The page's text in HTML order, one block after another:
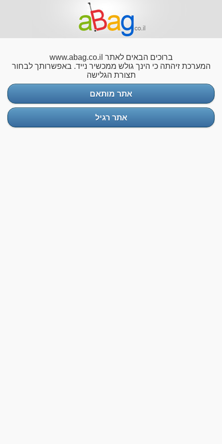
ברוכים הבאים לאתר www.abag.co.il
המערכת זיהתה כי הינך גולש ממכשיר נייד. באפשרותך לבחור
תצורת הגלישה
אתר מותאם
אתר רגיל